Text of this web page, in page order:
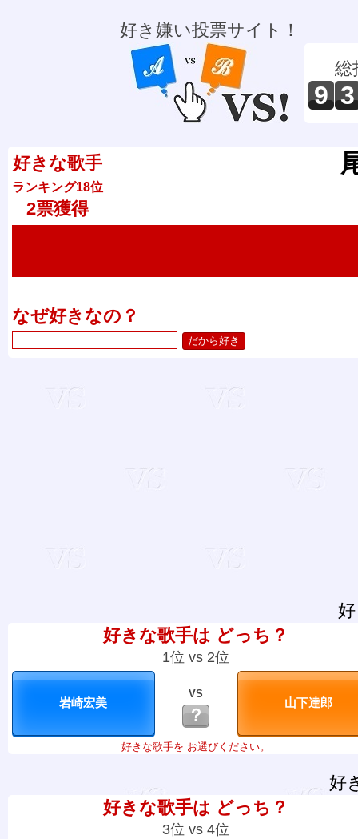
好き嫌い投票サイト！
総
9 3
好きな歌手
ランキング18位
2票獲得
なぜ好きなの？
好きな歌手は どっち？
1位 vs 2位
VS
？
好きな歌手を お選びください。
好
好きな歌手は どっち？
3位 vs 4位